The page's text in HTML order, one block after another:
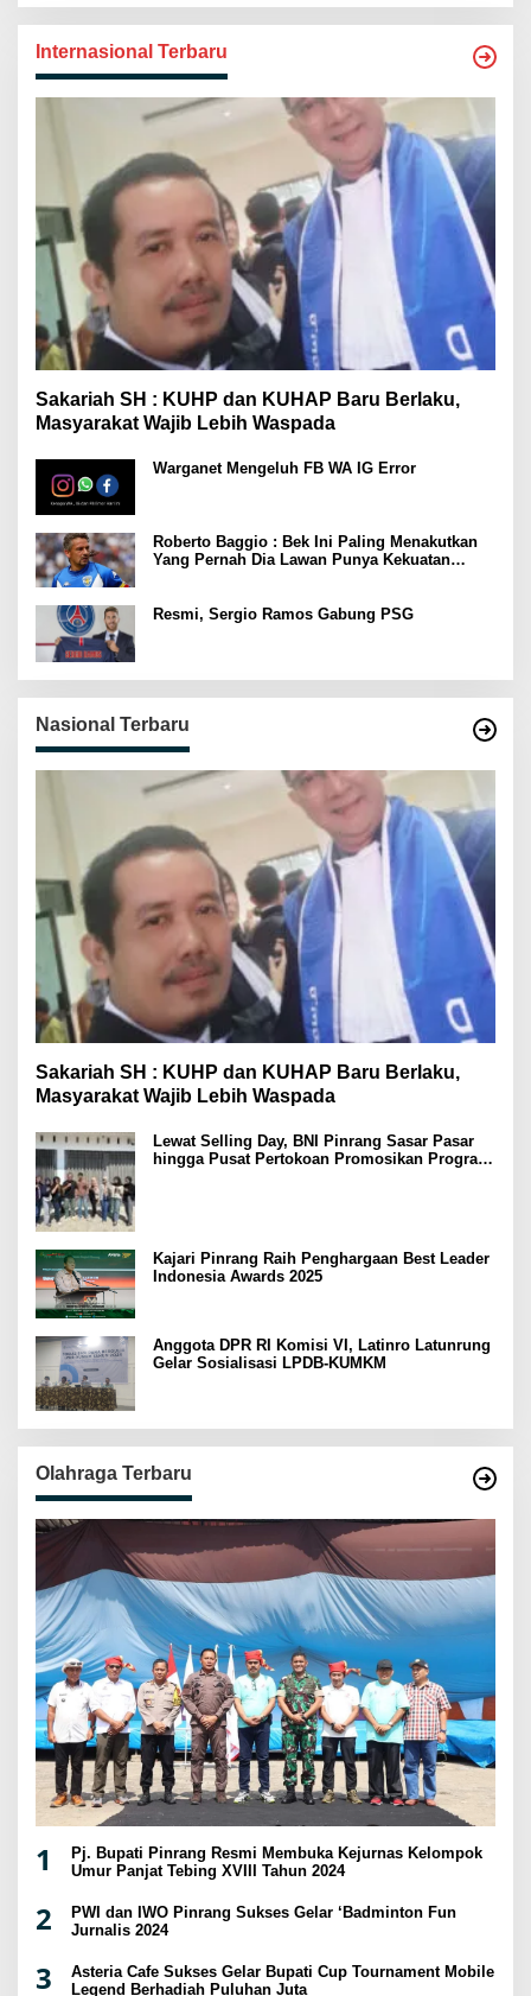
Internasional Terbaru
Sakariah SH : KUHP dan KUHAP Baru Berlaku,
Masyarakat Wajib Lebih Waspada
Warganet Mengeluh FB WA IG Error
Roberto Baggio : Bek Ini Paling Menakutkan
Yang Pernah Dia Lawan Punya Kekuatan
Resmi, Sergio Ramos Gabung PSG
Nasional Terbaru
Sakariah SH : KUHP dan KUHAP Baru Berlaku,
Masyarakat Wajib Lebih Waspada
Lewat Selling Day, BNI Pinrang Sasar Pasar
hingga Pusat Pertokoan Promosikan Program
Kajari Pinrang Raih Penghargaan Best Leader
Indonesia Awards 2025
Anggota DPR RI Komisi VI, Latinro Latunrung
Gelar Sosialisasi LPDB-KUMKM
Olahraga Terbaru
1
Pj. Bupati Pinrang Resmi Membuka Kejurnas Kelompok
Umur Panjat Tebing XVIII Tahun 2024
2
PWI dan IWO Pinrang Sukses Gelar ‘Badminton Fun
Jurnalis 2024
3
Asteria Cafe Sukses Gelar Bupati Cup Tournament Mobile
Legend Berhadiah Puluhan Juta